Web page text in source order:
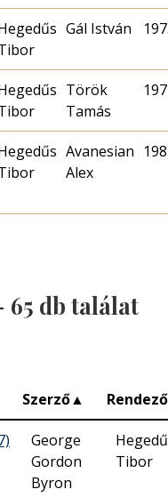
Gál István
Török
Tamás
Avanesian
Alex
65 db találat
Szerző▲ Rendező
George
Gordon
Byron
Tibor